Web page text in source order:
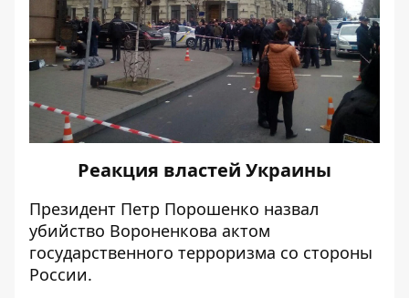
Реакция властей Украины
Президент Петр Порошенко назвал
убийство Вороненкова актом
государственного терроризма со стороны
России.